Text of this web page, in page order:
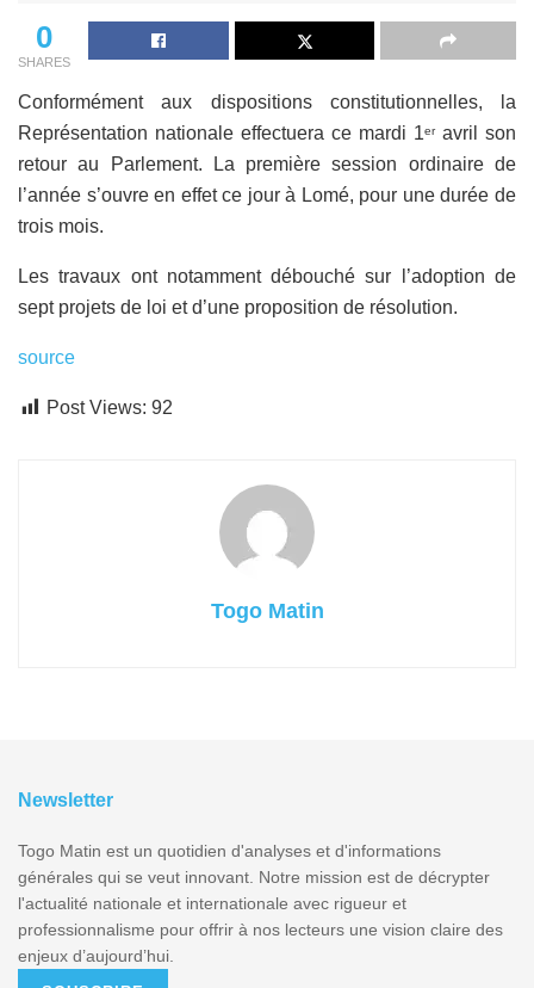
0
SHARES
Conformément aux dispositions constitutionnelles, la
Représentation nationale effectuera ce mardi 1eravril son
retour au Parlement. La première session ordinaire de
l’année s’ouvre en effet ce jour à Lomé, pour une durée de
trois mois.
Les travaux ont notamment débouché sur l’adoption de
sept projets de loi et d’une proposition de résolution.
source
Post Views: 92
Togo Matin
Newsletter
Togo Matin est un quotidien d'analyses et d'informations
générales qui se veut innovant. Notre mission est de décrypter
l'actualité nationale et internationale avec rigueur et
professionnalisme pour offrir à nos lecteurs une vision claire des
enjeux d’aujourd’hui.